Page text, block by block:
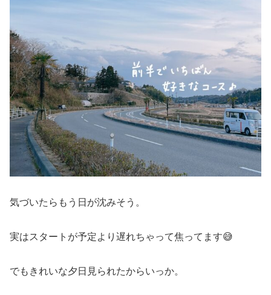
気づいたらもう日が沈みそう。
実はスタートが予定より遅れちゃって焦ってます😅
でもきれいな夕日見られたからいっか。